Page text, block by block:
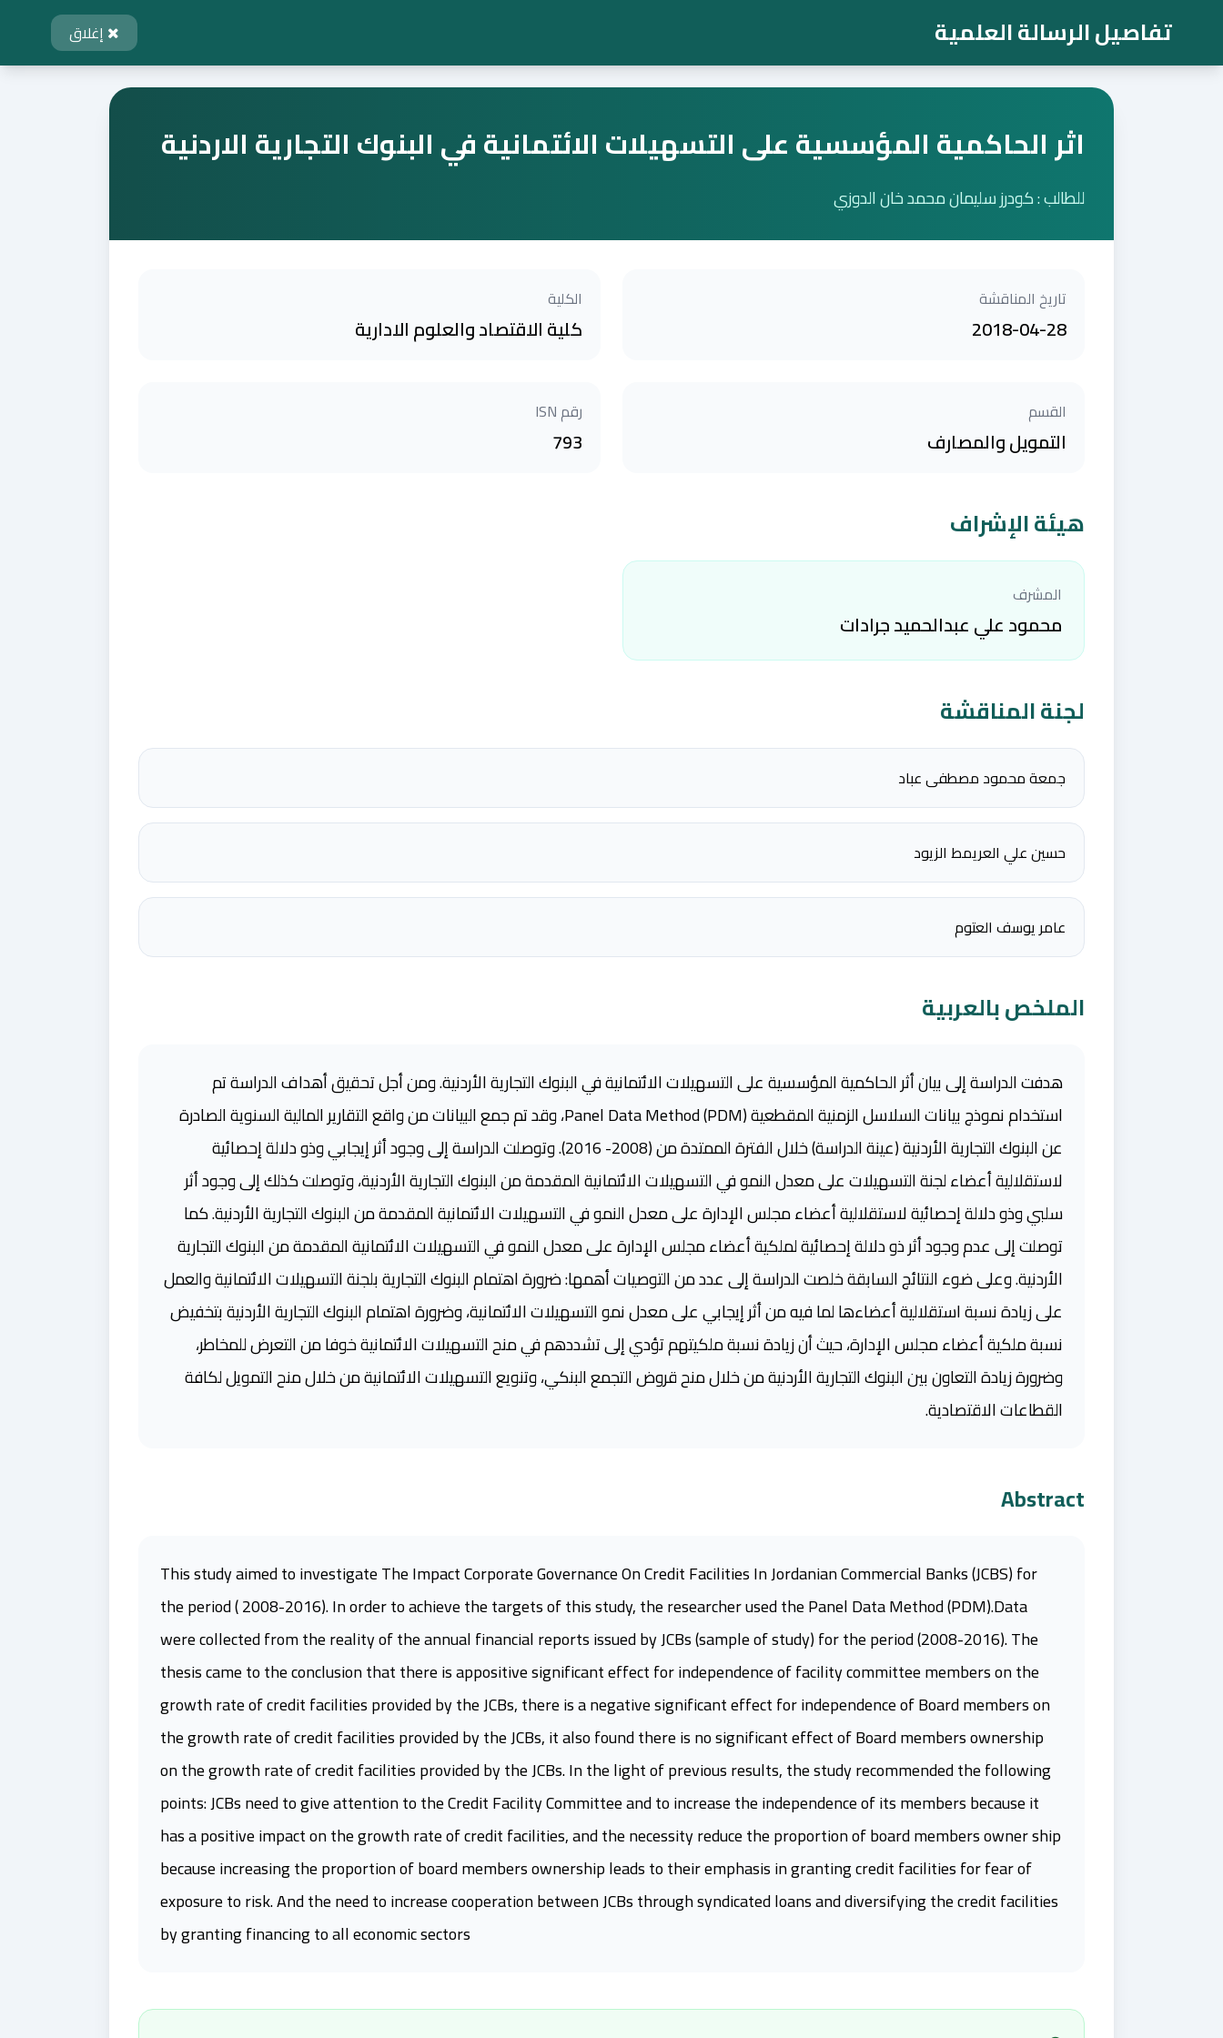
تفاصيل الرسالة العلمية
اثر الحاكمية المؤسسية على التسهيلات الائتمانية في البنوك التجارية الاردنية
للطالب : كودرز سليمان محمد خان الدوزي
تاريخ المناقشة
2018-04-28
الكلية
كلية الاقتصاد والعلوم الادارية
القسم
التمويل والمصارف
رقم ISN
793
هيئة الإشراف
المشرف
محمود علي عبدالحميد جرادات
لجنة المناقشة
جمعة محمود مصطفى عباد
حسين علي العريمط الزيود
عامر يوسف العتوم
الملخص بالعربية
هدفت الدراسة إلى بيان أثر الحاكمية المؤسسية على التسهيلات الائتمانية في البنوك التجارية الأردنية. ومن أجل تحقيق أهداف الدراسة تم
استخدام نموذج بيانات السلاسل الزمنية المقطعية (PDM) Panel Data Method، وقد تم جمع البيانات من واقع التقارير المالية السنوية الصادرة
عن البنوك التجارية الأردنية (عينة الدراسة) خلال الفترة الممتدة من (2008- 2016). وتوصلت الدراسة إلى وجود أثر إيجابي وذو دلالة إحصائية
لاستقلالية أعضاء لجنة التسهيلات على معدل النمو في التسهيلات الائتمانية المقدمة من البنوك التجارية الأردنية، وتوصلت كذلك إلى وجود أثر
سلبي وذو دلالة إحصائية لاستقلالية أعضاء مجلس الإدارة على معدل النمو في التسهيلات الائتمانية المقدمة من البنوك التجارية الأردنية. كما
توصلت إلى عدم وجود أثر ذو دلالة إحصائية لملكية أعضاء مجلس الإدارة على معدل النمو في التسهيلات الائتمانية المقدمة من البنوك التجارية
الأردنية. وعلى ضوء النتائج السابقة خلصت الدراسة إلى عدد من التوصيات أهمها: ضرورة اهتمام البنوك التجارية بلجنة التسهيلات الائتمانية والعمل
على زيادة نسبة استقلالية أعضاءها لما فيه من أثر إيجابي على معدل نمو التسهيلات الائتمانية، وضرورة اهتمام البنوك التجارية الأردنية بتخفيض
نسبة ملكية أعضاء مجلس الإدارة، حيث أن زيادة نسبة ملكيتهم تؤدي إلى تشددهم في منح التسهيلات الائتمانية خوفا من التعرض للمخاطر،
وضرورة زيادة التعاون بين البنوك التجارية الأردنية من خلال منح قروض التجمع البنكي، وتنويع التسهيلات الائتمانية من خلال منح التمويل لكافة
القطاعات الاقتصادية.
Abstract
This study aimed to investigate The Impact Corporate Governance On Credit Facilities In Jordanian Commercial Banks (JCBS) for
the period ( 2008-2016). In order to achieve the targets of this study, the researcher used the Panel Data Method (PDM).Data
were collected from the reality of the annual financial reports issued by JCBs (sample of study) for the period (2008-2016). The
thesis came to the conclusion that there is appositive significant effect for independence of facility committee members on the
growth rate of credit facilities provided by the JCBs, there is a negative significant effect for independence of Board members on
the growth rate of credit facilities provided by the JCBs, it also found there is no significant effect of Board members ownership
on the growth rate of credit facilities provided by the JCBs. In the light of previous results, the study recommended the following
points: JCBs need to give attention to the Credit Facility Committee and to increase the independence of its members because it
has a positive impact on the growth rate of credit facilities, and the necessity reduce the proportion of board members owner ship
because increasing the proportion of board members ownership leads to their emphasis in granting credit facilities for fear of
exposure to risk. And the need to increase cooperation between JCBs through syndicated loans and diversifying the credit facilities
by granting financing to all economic sectors